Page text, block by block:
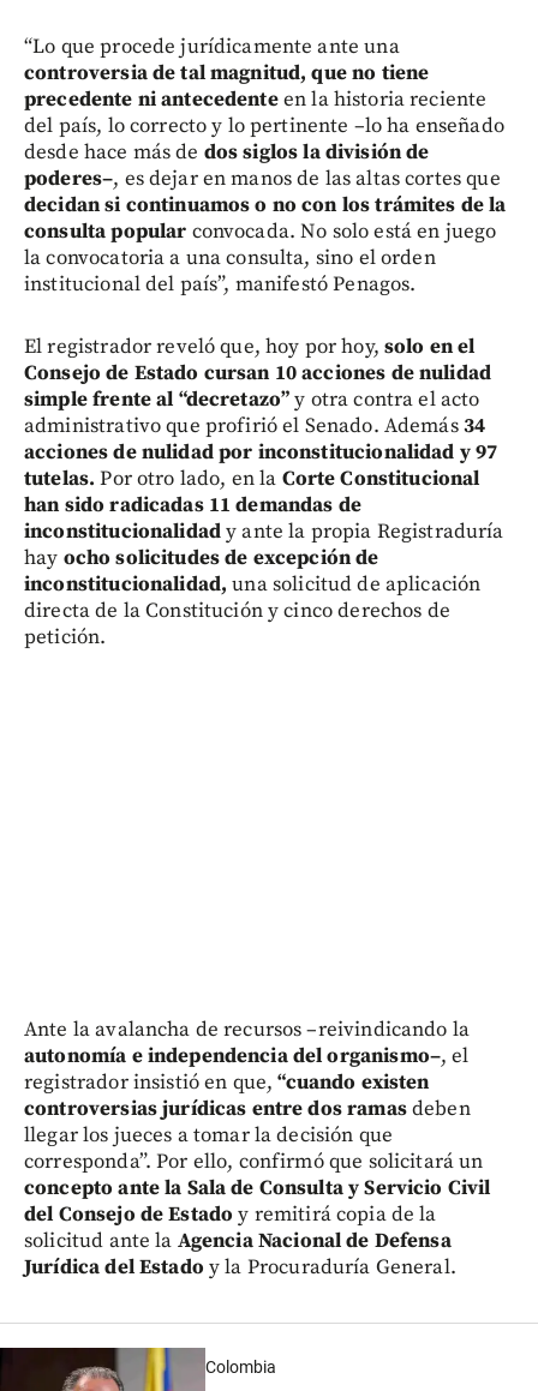
“Lo que procede jurídicamente ante una
controversia de tal magnitud, que no tiene
precedente ni antecedenteen la historia reciente
del país, lo correcto y lo pertinente –lo ha enseñado
desde hace más de dos siglos la división de
poderes–, es dejar en manos de las altas cortes que
decidan si continuamos o no con los trámites de la
consulta popular convocada. No solo está en juego
la convocatoria a una consulta, sino el orden
institucional del país”, manifestó Penagos.
El registrador reveló que, hoy por hoy, solo en el
Consejo de Estado cursan 10 acciones de nulidad
simple frente al “decretazo”y otra contra el acto
administrativo que profirió el Senado. Además34
acciones de nulidad por inconstitucionalidad y 97
tutelas. Por otro lado, en la Corte Constitucional
han sido radicadas 11 demandas de
inconstitucionalidady ante la propia Registraduría
hay ocho solicitudes de excepción de
inconstitucionalidad, una solicitud de aplicación
directa de la Constitución y cinco derechos de
petición.
Ante la avalancha de recursos –reivindicando la
autonomía e independencia del organismo–, el
registrador insistió en que,“cuando existen
controversias jurídicas entre dos ramasdeben
llegar los jueces a tomar la decisión que
corresponda”. Por ello, confirmó que solicitará un
concepto ante la Sala de Consulta y Servicio Civil
del Consejo de Estado y remitirá copia de la
solicitud ante la Agencia Nacional de Defensa
Jurídica del Estado y la Procuraduría General.
Colombia